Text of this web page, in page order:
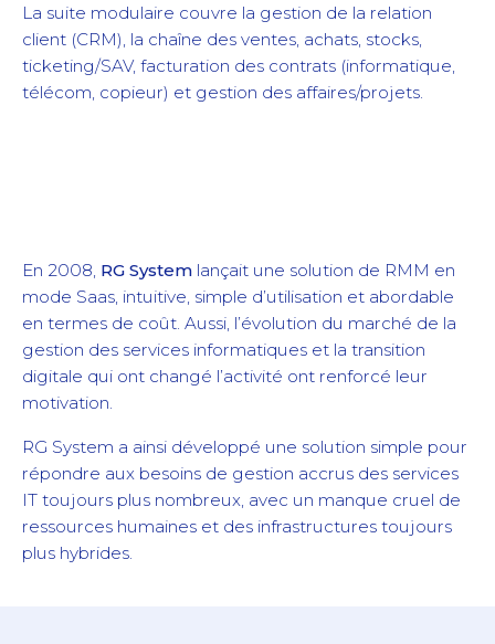
La suite modulaire couvre la gestion de la relation
client (CRM), la chaîne des ventes, achats, stocks,
ticketing/SAV, facturation des contrats (informatique,
télécom, copieur) et gestion des affaires/projets.
En 2008, RG System lançait une solution de RMM en
mode Saas, intuitive, simple d’utilisation et abordable
en termes de coût. Aussi, l’évolution du marché de la
gestion des services informatiques et la transition
digitale qui ont changé l’activité ont renforcé leur
motivation.
RG System a ainsi développé une solution simple pour
répondre aux besoins de gestion accrus des services
IT toujours plus nombreux, avec un manque cruel de
ressources humaines et des infrastructures toujours
plus hybrides.